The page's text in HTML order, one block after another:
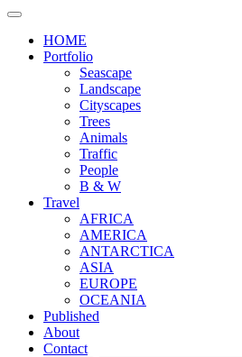
HOME
Portfolio
Seascape
Landscape
Cityscapes
Trees
Animals
Traffic
People
B & W
Travel
AFRICA
AMERICA
ANTARCTICA
ASIA
EUROPE
OCEANIA
Published
About
Contact